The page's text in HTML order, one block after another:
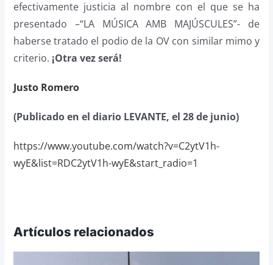
efectivamente justicia al nombre con el que se ha
presentado –“LA MÚSICA AMB MAJÚSCULES”- de
haberse tratado el podio de la OV con similar mimo y
criterio. ¡Otra vez será!
Justo Romero
(Publicado en el diario LEVANTE, el 28 de junio)
https://www.youtube.com/watch?v=C2ytV1h-
wyE&list=RDC2ytV1h-wyE&start_radio=1
Artículos relacionados